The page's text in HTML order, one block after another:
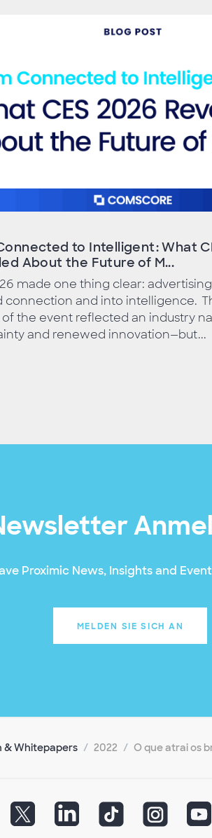
to Intelligent: What
About the Future of M...
made one thing clear:
connection and into intelligence.
the event reflected an industry
and renewed innovation—but...
Proximic News, Insights and
MELDEN SIE SICH AN
& Whitepapers 2022 O que atrai os